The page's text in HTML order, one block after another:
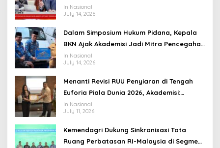
Transformasi Menuju Ekosistem Penyiaran
yang Adaptif
In Nasional
July 14, 2026
Dalam Simposium Hukum Pidana, Kepala
BKN Ajak Akademisi Jadi Mitra Pencegahan
Tindak Pidana di Birokrasi
In Nasional
July 14, 2026
Menanti Revisi RUU Penyiaran di Tengah
Euforia Piala Dunia 2026, Akademisi:
Jangan Terus Jadi “Messi dan Ronaldo”
Legislasi
In Nasional
July 11, 2026
Kemendagri Dukung Sinkronisasi Tata
Ruang Perbatasan RI-Malaysia di Segmen